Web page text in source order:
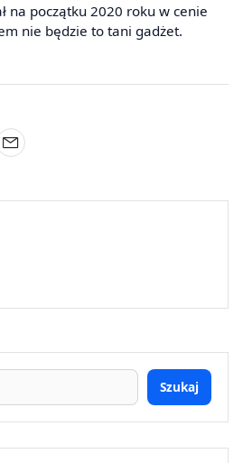
na początku 2020 roku w cenie
nie będzie to tani gadżet.
Szukaj